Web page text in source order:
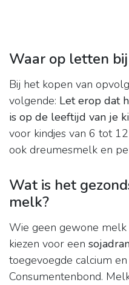
Waar op letten
Bij het kopen van
volgende: Let erop dat
is op de leeftijd van je
voor kindjes van 6 tot
ook dreumesmelk en
Wat is het
melk?
Wie geen gewone
kiezen voor een
toegevoegde calcium
Consumentenbond.